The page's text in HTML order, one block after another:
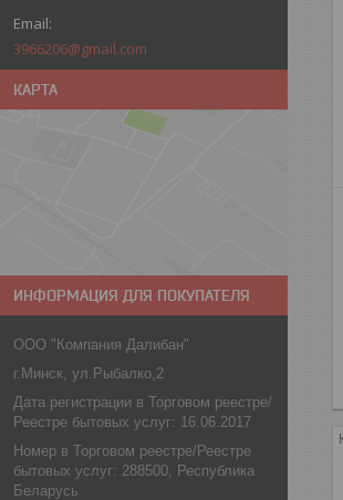
3966206@gmail.com
КАРТА
ИНФОРМАЦИЯ ДЛЯ ПОКУПАТЕЛЯ
ООО "Компания Далибан"
г.Минск, ул.Рыбалко,2
Дата регистрации в Торговом реестре/
Реестре бытовых услуг: 16.06.2017
Номер в Торговом реестре/Реестре
бытовых услуг: 288500, Республика
Беларусь